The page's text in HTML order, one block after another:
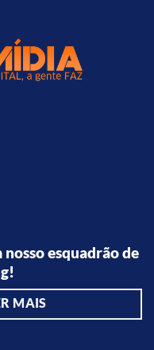
esquadrão de
MAIS